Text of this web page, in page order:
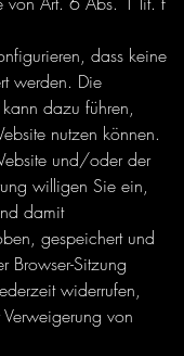
dass keine
werden. Die
dazu führen,
nutzen können.
und/oder der
willigen Sie ein,
damit
gespeichert und
Browser-Sitzung
widerrufen,
von